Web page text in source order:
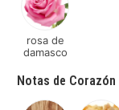
rosa de
damasco
Notas de Corazón